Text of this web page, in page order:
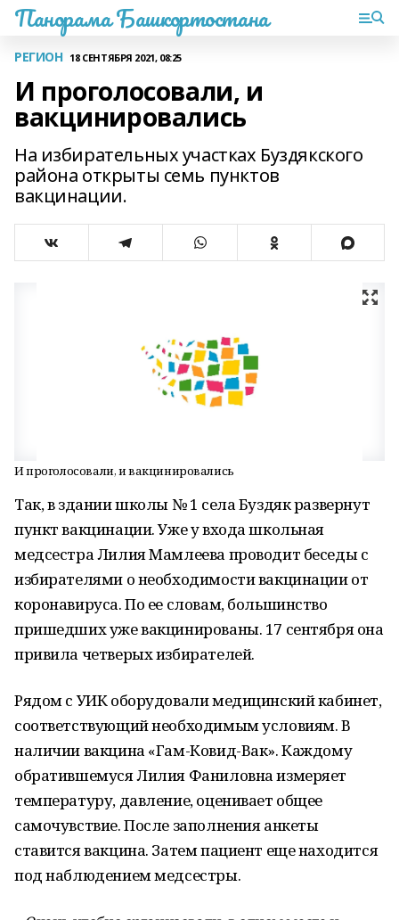
Панорама Башкортостана
РЕГИОН 18 СЕНТЯБРЯ 2021, 08:25
И проголосовали, и
вакцинировались
На избирательных участках Буздякского
района открыты семь пунктов
вакцинации.
И проголосовали, и вакцинировались
Так, в здании школы № 1 села Буздяк развернут
пункт вакцинации. Уже у входа школьная
медсестра Лилия Мамлеева проводит беседы с
избирателями о необходимости вакцинации от
коронавируса. По ее словам, большинство
пришедших уже вакцинированы. 17 сентября она
привила четверых избирателей.
Рядом с УИК оборудовали медицинский кабинет,
соответствующий необходимым условиям. В
наличии вакцина «Гам-Ковид-Вак». Каждому
обратившемуся Лилия Фаниловна измеряет
температуру, давление, оценивает общее
самочувствие. После заполнения анкеты
ставится вакцина. Затем пациент еще находится
под наблюдением медсестры.